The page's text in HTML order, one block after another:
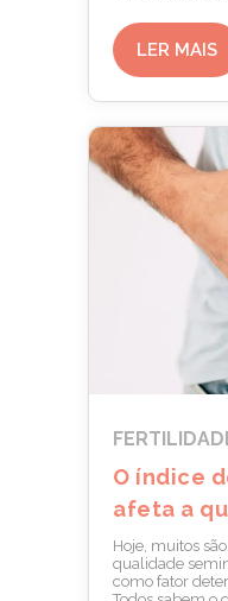
LER MAIS
O índice
afeta a
Hoje, muitos
qualidade
como fator